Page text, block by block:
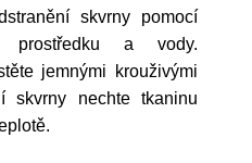
skvrny pomocí
prostředku a vody.
jemnými krouživými
skvrny nechte tkaninu